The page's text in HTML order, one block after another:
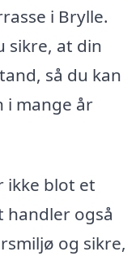
i Brylle.
sikre, at din
så du kan
mange år
ikke blot et
handler også
og sikre,